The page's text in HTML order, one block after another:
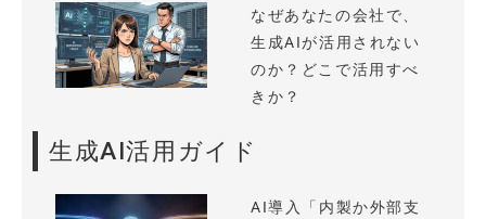
なぜあなたの会社で、
生成AIが活用されない
のか？どこで活用すべ
きか？
生成AI活用ガイド
AI導入「内製か外部支